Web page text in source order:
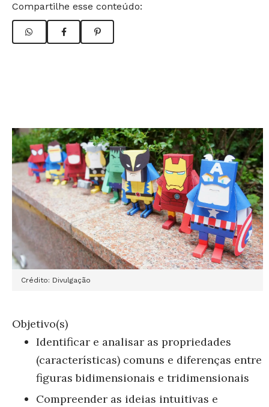
Compartilhe esse conteúdo:
Crédito: Divulgação
Objetivo(s)
Identificar e analisar as propriedades
(características) comuns e diferenças entre
figuras bidimensionais e tridimensionais
Compreender as ideias intuitivas e